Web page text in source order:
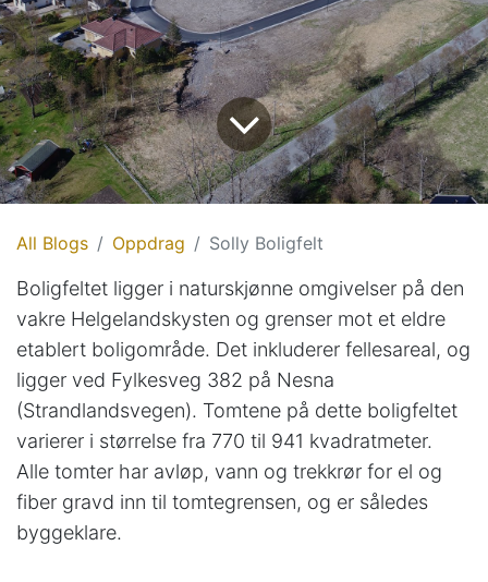
All Blogs Oppdrag Solly Boligfelt
Boligfeltet ligger i naturskjønne omgivelser på den
vakre Helgelandskysten og grenser mot et eldre
etablert boligområde. Det inkluderer fellesareal, og
ligger ved Fylkesveg 382 på Nesna
(Strandlandsvegen). Tomtene på dette boligfeltet
varierer i størrelse fra 770 til 941 kvadratmeter.
Alle tomter har avløp, vann og trekkrør for el og
fiber gravd inn til tomtegrensen, og er således
byggeklare.